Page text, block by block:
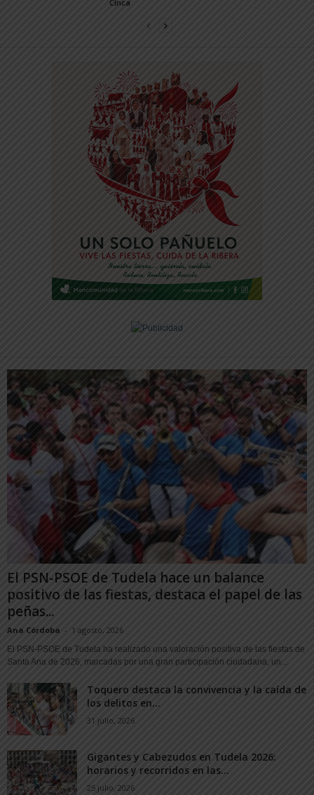
Cinca
El PSN-PSOE de Tudela hace un balance
positivo de las fiestas, destaca el papel de las
peñas...
Ana Córdoba - 1 agosto, 2026
El PSN-PSOE de Tudela ha realizado una valoración positiva de las fiestas de
Santa Ana de 2026, marcadas por una gran participación ciudadana, un...
Toquero destaca la convivencia y la caída de
los delitos en...
31 julio, 2026
Gigantes y Cabezudos en Tudela 2026:
horarios y recorridos en las...
25 julio, 2026